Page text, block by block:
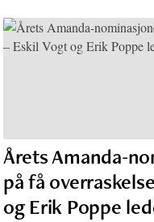
Årets Amanda-
på få
og Erik Poppe